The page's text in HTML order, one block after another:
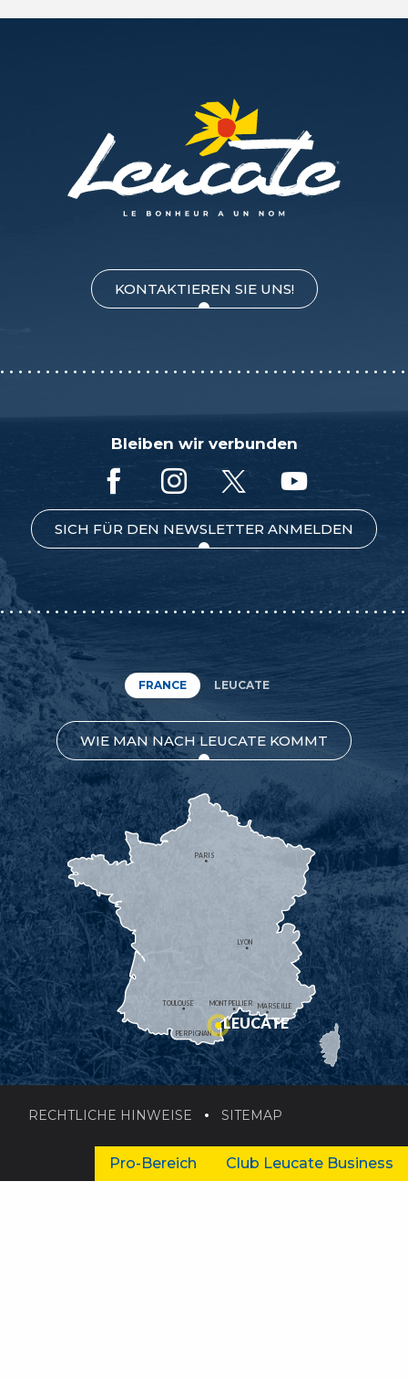
KONTAKTIEREN SIE UNS!
Bleiben wir verbunden
SICH FÜR DEN NEWSLETTER ANMELDEN
FRANCE LEUCATE
WIE MAN NACH LEUCATE KOMMT
MONTPELLIER
PERPIGNAN
MARSEILLE
TOULOUSE
LYON
PARIS
LEUCATE
RECHTLICHE HINWEISE SITEMAP
Pro-Bereich Club Leucate Business